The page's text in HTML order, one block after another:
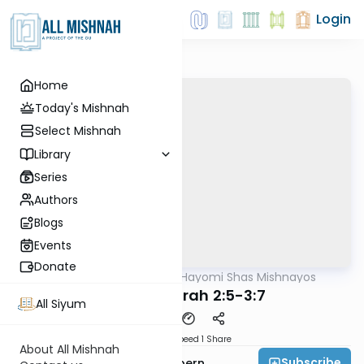
Home
Today's Mishnah
Select Mishnah
Library
Series
Authors
Blogs
Events
Donate
All Siyum
About All Mishnah
Login
Daf Hayomi Shas Mishnayos
Avodah Zarah 2:5-3:7
Speed 1 Share